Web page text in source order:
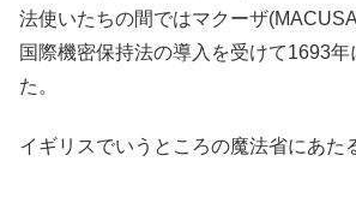
法使いたちの間ではマクーザ
国際機密保持法の導入を受けて1693年
た。
イギリスでいうところの魔法省にあた